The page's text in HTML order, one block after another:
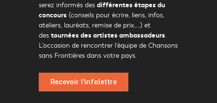
serez informés des différentes étapes du
concours (conseils pour écrire, liens, infos,
ateliers, lauréats, remise de prix,…) et
des tournées des artistes ambassadeurs.
L’occasion de rencontrer l’équipe de Chansons
sans Frontières dans votre pays.
Recevoir l'infolettre